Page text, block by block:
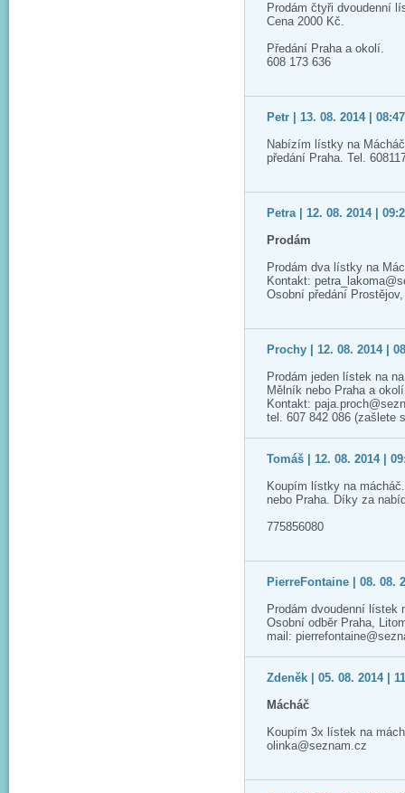
Prodám čtyři dvoudenní
Cena 2000 Kč.
Předání Praha a okolí.
608 173 636
Petr | 13. 08. 2014 |
Nabízím lístky na
předání Praha. Tel.
Petra | 12. 08. 2014 |
Prodám
Prodám dva lístky na
Kontakt:
Osobní předání
Prochy | 12. 08. 2014 |
Prodám jeden lístek na
Mělník nebo Praha a
Kontakt:
tel. 607 842 086 (zašlete
Tomáš | 12. 08. 2014 |
Koupím lístky na
nebo Praha. Díky za
775856080
PierreFontaine | 08. 08.
Prodám dvoudenní lístek
Osobní odběr Praha,
mail:
Zdeněk | 05. 08. 2014 |
Mácháč
Koupím 3x lístek na
olinka@seznam.cz